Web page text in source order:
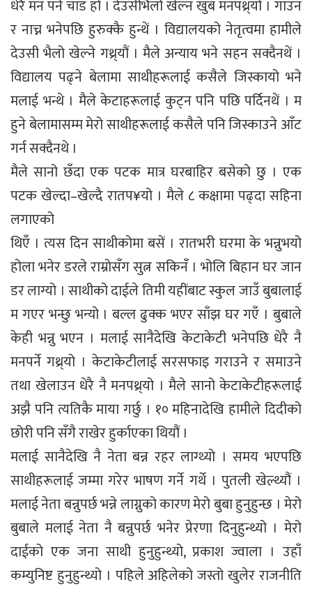
धेरै मन पर्ने चाड हो । देउसीभैलो खेल्न खुब मनपथ्र्यो । गाउन
र नाच्न भनेपछि हुरुक्कै हुन्थें । विद्यालयको नेतृत्वमा हामीले
देउसी भैलो खेल्ने गथ्र्यौं । मैले अन्याय भने सहन सक्दैनथें ।
विद्यालय पढ्ने बेलामा साथीहरूलाई कसैले जिस्कायो भने
मलाई भन्थे । मैले केटाहरूलाई कुट्न पनि पछि पर्दिनथें । म
हुने बेलामासम्म मेरो साथीहरूलाई कसैले पनि जिस्काउने आँट
गर्न सक्दैनथे ।
मैले सानो छँदा एक पटक मात्र घरबाहिर बसेको छु । एक
पटक खेल्दा–खेल्दै रातप¥यो । मैले ८ कक्षामा पढ्दा सहिना
लगाएको
थिएँ । त्यस दिन साथीकोमा बसें । रातभरी घरमा के भन्नुभयो
होला भनेर डरले राम्रोसँग सुत्न सकिनँ । भोलि बिहान घर जान
डर लाग्यो । साथीको दाईले तिमी यहींबाट स्कुल जाउँ बुबालाई
म गएर भन्छु भन्यो । बल्ल ढुक्क भएर साँझ घर गएँ । बुबाले
केही भन्नु भएन । मलाई सानैदेखि केटाकेटी भनेपछि धेरै नै
मनपर्ने गथ्र्यो । केटाकेटीलाई सरसफाइ गराउने र समाउने
तथा खेलाउन धेरै नै मनपथ्र्यो । मैले सानो केटाकेटीहरूलाई
अझै पनि त्यतिकै माया गर्छु । १० महिनादेखि हामीले दिदीको
छोरी पनि सँगै राखेर हुर्काएका थियौं ।
मलाई सानैदेखि नै नेता बन्न रहर लाग्थ्यो । समय भएपछि
साथीहरूलाई जम्मा गरेर भाषण गर्ने गर्थे । पुतली खेल्थ्यौं ।
मलाई नेता बन्नुपर्छ भन्ने लाग्नुको कारण मेरो बुबा हुनुहुन्छ । मेरो
बुबाले मलाई नेता नै बन्नुपर्छ भनेर प्रेरणा दिनुहुन्थ्यो । मेरो
दाईको एक जना साथी हुनुहुन्थ्यो, प्रकाश ज्वाला । उहाँ
कम्युनिष्ट हुनुहुन्थ्यो । पहिले अहिलेको जस्तो खुलेर राजनीति